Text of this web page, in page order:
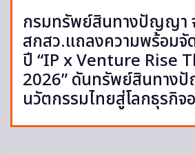
กรมทรัพย์สินทางปัญญา
สกสว.แถลงความพร้อมจั
ปี “IP x Venture Rise
2026” ดันทรัพย์สินทาง
นวัตกรรมไทยสู่โลกธุรกิจ